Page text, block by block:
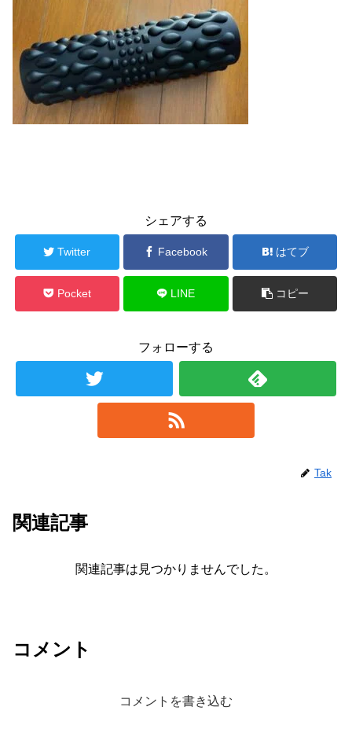
シェアする
Twitter Facebook はてブ
Pocket LINE コピー
フォローする
Tak
関連記事
関連記事は見つかりませんでした。
コメント
コメントを書き込む